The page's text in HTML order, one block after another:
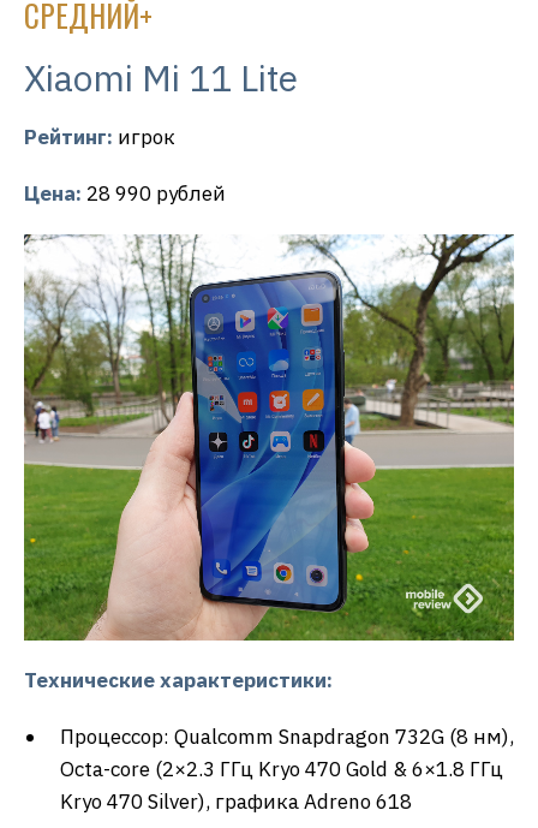
СРЕДНИЙ+
Xiaomi Mi 11 Lite
Рейтинг: игрок
Цена: 28 990 рублей
Технические характеристики:
Процессор: Qualcomm Snapdragon 732G (8 нм),
Octa-core (2×2.3 ГГц Kryo 470 Gold & 6×1.8 ГГц
Kryo 470 Silver), графика Adreno 618